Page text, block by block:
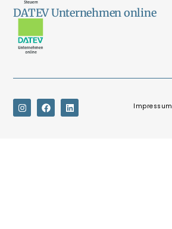
DATEV Unternehmen online
Impressum